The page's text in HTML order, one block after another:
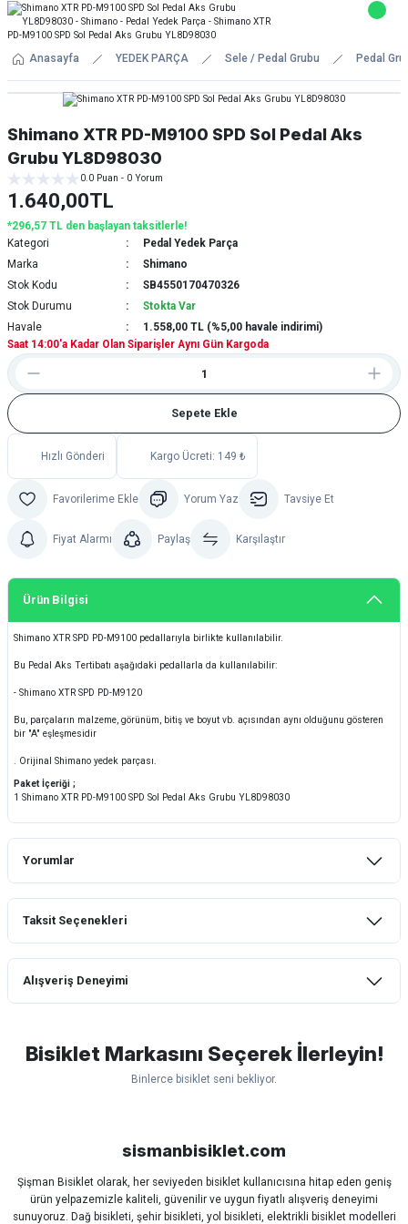
Anasayfa YEDEK PARÇA Sele / Pedal Grubu Pedal
Shimano XTR PD-M9100 SPD Sol Pedal Aks
Grubu YL8D98030
0.0 Puan - 0 Yorum
1.640,00TL
*296,57 TL den başlayan taksitlerle!
Kategori
Pedal Yedek Parça
Marka
Shimano
Stok Kodu
SB4550170470326
Stok Durumu
Stokta Var
Havale
1.558,00 TL (%5,00 havale indirimi)
Saat 14:00'a Kadar Olan Siparişler Aynı Gün Kargoda
Sepete Ekle
Hızlı Gönderi Kargo Ücreti: 149 ₺
Yorum Yaz Tavsiye Et
Fiyat Alarmı Paylaş Karşılaştır
Ürün Bilgisi
Shimano XTR SPD PD-M9100 pedallarıyla birlikte kullanılabilir.
Bu Pedal Aks Tertibatı aşağıdaki pedallarla da kullanılabilir:
- Shimano XTR SPD PD-M9120
Bu, parçaların malzeme, görünüm, bitiş ve boyut vb. açısından aynı olduğunu gösteren
bir "A" eşleşmesidir
. Orijinal Shimano yedek parçası.
Paket İçeriği ;
1 Shimano XTR PD-M9100 SPD Sol Pedal Aks Grubu YL8D98030
Yorumlar
Taksit Seçenekleri
Alışveriş Deneyimi
lastik yanak kısmından 3cm yarıldı ama
normal sürüşe uygun
Bahriye Akay Tan | 21/07/2026
Siparişim problemsiz geldi teşekkürler.
Bisiklet Markasını Seçerek İlerleyin!
Binlerce bisiklet seni bekliyor.
sismanbisiklet.com
Şişman Bisiklet olarak, her seviyeden bisiklet kullanıcısına hitap eden geniş
ürün yelpazemizle kaliteli, güvenilir ve uygun fiyatlı alışveriş deneyimi
sunuyoruz. Dağ bisikleti, şehir bisikleti, yol bisikleti, elektrikli bisiklet modelleri